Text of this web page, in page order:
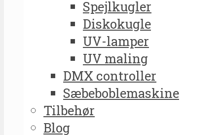
Spejlkugler
Diskokugle
UV-lamper
UV maling
DMX controller
Sæbeboblemaskine
Tilbehør
Blog